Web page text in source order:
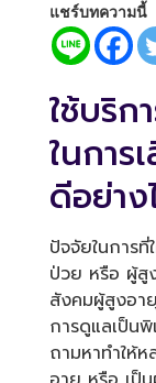
แชร์บทความนี้
ใช้บริก
ในกา
ดีอย่าง
ปัจจัยในการ
ป่วย หรือ ผู้สู
สังคมผู้สูงอา
การดูแลเป็น
ถามหาทำให้